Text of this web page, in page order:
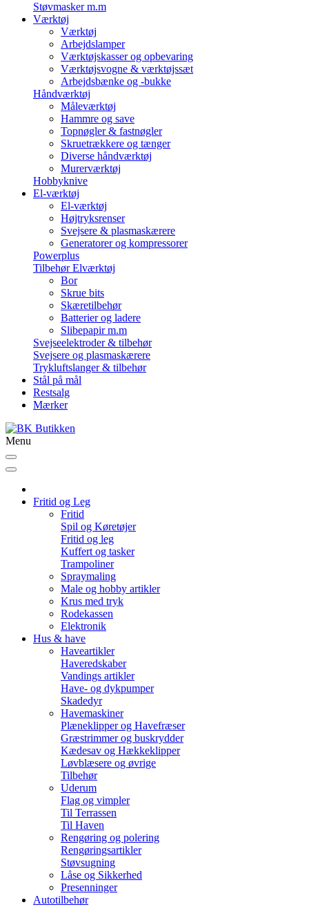
Støvmasker m.m
Værktøj
Værktøj
Arbejdslamper
Værktøjskasser og opbevaring
Værktøjsvogne & værktøjssæt
Arbejdsbænke og -bukke
Håndværktøj
Måleværktøj
Hammre og save
Topnøgler & fastnøgler
Skruetrækkere og tænger
Diverse håndværktøj
Murerværktøj
Hobbyknive
El-værktøj
El-værktøj
Højtryksrenser
Svejsere & plasmaskærere
Generatorer og kompressorer
Powerplus
Tilbehør Elværktøj
Bor
Skrue bits
Skæretilbehør
Batterier og ladere
Slibepapir m.m
Svejseelektroder & tilbehør
Svejsere og plasmaskærere
Trykluftslanger & tilbehør
Stål på mål
Restsalg
Mærker
Menu
Fritid og Leg
Fritid
Spil og Køretøjer
Fritid og leg
Kuffert og tasker
Trampoliner
Spraymaling
Male og hobby artikler
Krus med tryk
Rodekassen
Elektronik
Hus & have
Haveartikler
Haveredskaber
Vandings artikler
Have- og dykpumper
Skadedyr
Havemaskiner
Plæneklipper og Havefræser
Græstrimmer og buskrydder
Kædesav og Hækkeklipper
Løvblæsere og øvrige
Tilbehør
Uderum
Flag og vimpler
Til Terrassen
Til Haven
Rengøring og polering
Rengøringsartikler
Støvsugning
Låse og Sikkerhed
Presenninger
Autotilbehør